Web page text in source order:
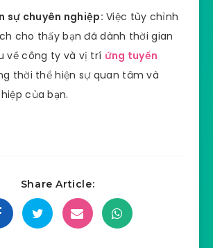
sự chuyên nghiệp: Việc tùy chỉnh
cho thấy bạn đã dành thời gian
về công ty và vị trí ứng tuyển
thời thể hiện sự quan tâm và
của bạn.
Share Article: